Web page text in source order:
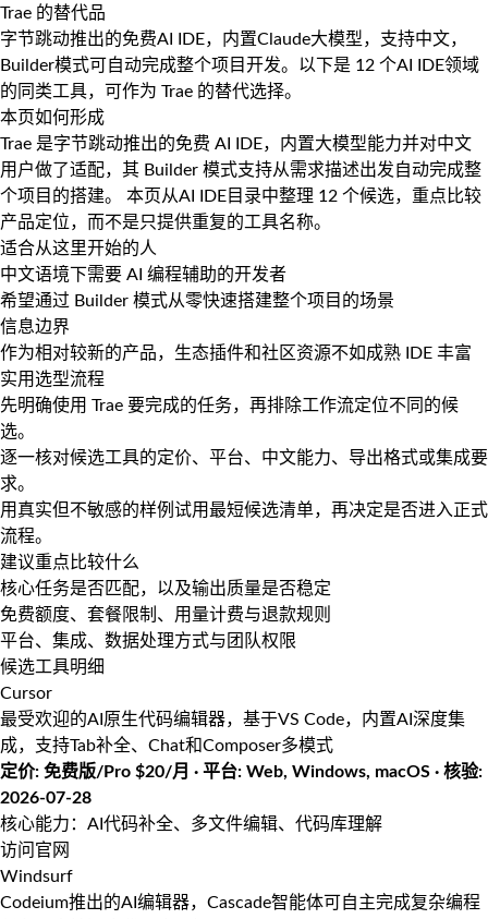
Trae 的替代品
字节跳动推出的免费AI IDE，内置Claude大模型，支持中文，
Builder模式可自动完成整个项目开发。以下是 12 个AI IDE领域
的同类工具，可作为 Trae 的替代选择。
本页如何形成
Trae 是字节跳动推出的免费 AI IDE，内置大模型能力并对中文
用户做了适配，其 Builder 模式支持从需求描述出发自动完成整
个项目的搭建。 本页从AI IDE目录中整理 12 个候选，重点比较
产品定位，而不是只提供重复的工具名称。
适合从这里开始的人
中文语境下需要 AI 编程辅助的开发者
希望通过 Builder 模式从零快速搭建整个项目的场景
信息边界
作为相对较新的产品，生态插件和社区资源不如成熟 IDE 丰富
实用选型流程
先明确使用 Trae 要完成的任务，再排除工作流定位不同的候
选。
逐一核对候选工具的定价、平台、中文能力、导出格式或集成要
求。
用真实但不敏感的样例试用最短候选清单，再决定是否进入正式
流程。
建议重点比较什么
核心任务是否匹配，以及输出质量是否稳定
免费额度、套餐限制、用量计费与退款规则
平台、集成、数据处理方式与团队权限
候选工具明细
Cursor
最受欢迎的AI原生代码编辑器，基于VS Code，内置AI深度集
成，支持Tab补全、Chat和Composer多模式
定价: 免费版/Pro $20/月 · 平台: Web, Windows, macOS · 核验:
2026-07-28
核心能力：AI代码补全、多文件编辑、代码库理解
访问官网
Windsurf
Codeium推出的AI编辑器，Cascade智能体可自主完成复杂编程